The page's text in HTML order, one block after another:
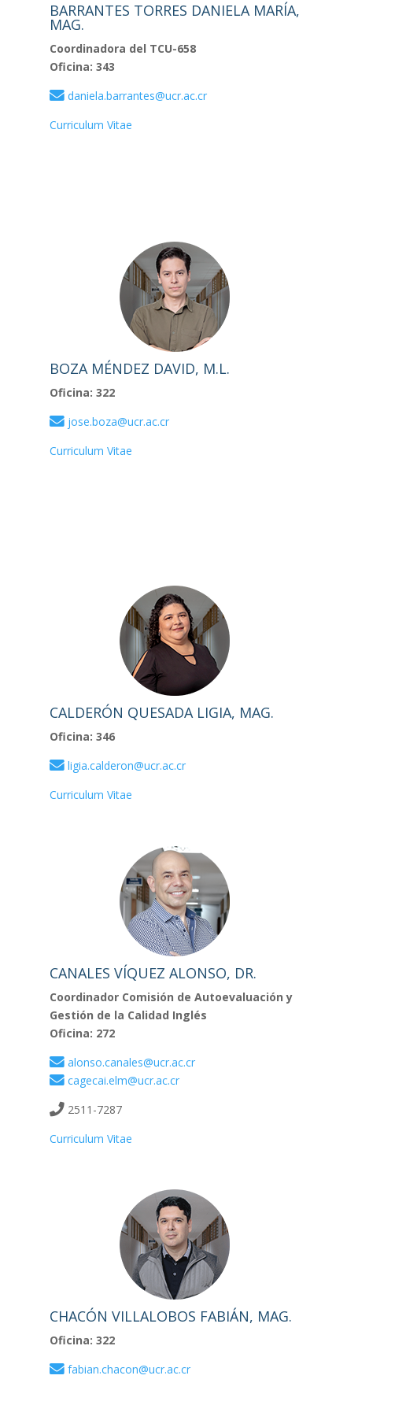
BARRANTES TORRES DANIELA MARÍA,
MAG.
Coordinadora del TCU-658
Oficina: 343
daniela.barrantes@ucr.ac.cr
Curriculum Vitae
BOZA MÉNDEZ DAVID, M.L.
Oficina: 322
jose.boza@ucr.ac.cr
Curriculum Vitae
CALDERÓN QUESADA LIGIA, MAG.
Oficina: 346
ligia.calderon@ucr.ac.cr
Curriculum Vitae
CANALES VÍQUEZ ALONSO, DR.
Coordinador Comisión de Autoevaluación y
Gestión de la Calidad Inglés
Oficina: 272
alonso.canales@ucr.ac.cr
cagecai.elm@ucr.ac.cr
2511-7287
Curriculum Vitae
CHACÓN VILLALOBOS FABIÁN, MAG.
Oficina: 322
fabian.chacon@ucr.ac.cr